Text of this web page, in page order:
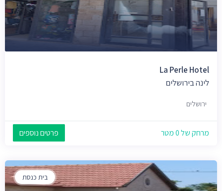
La Perle Hotel
לינה בירושלים
ירושלים
מרחק של 0 מטר פרטים נוספים
בית כנסת